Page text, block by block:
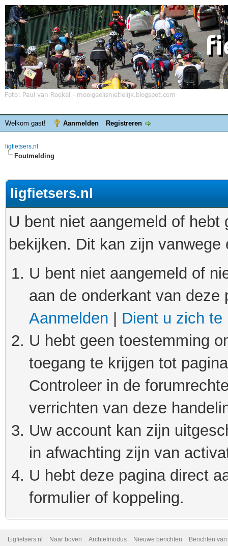
Welkom gast! Aanmelden Registreren
ligfietsers.nl
Foutmelding
ligfietsers.nl
U bent niet aangemeld of
bekijken. Dit kan zijn
U bent niet aangemeld of
aan de onderkant van
Aanmelden
Dient u zich te
U hebt geen toestemming
toegang te krijgen tot
Controleer in de
verrichten van deze
Uw account kan zijn
in afwachting zijn van
U hebt deze pagina direct
formulier of koppeling.
Ligfietsers.nl Naar boven Archiefmodus Nieuwe berichten Berichten